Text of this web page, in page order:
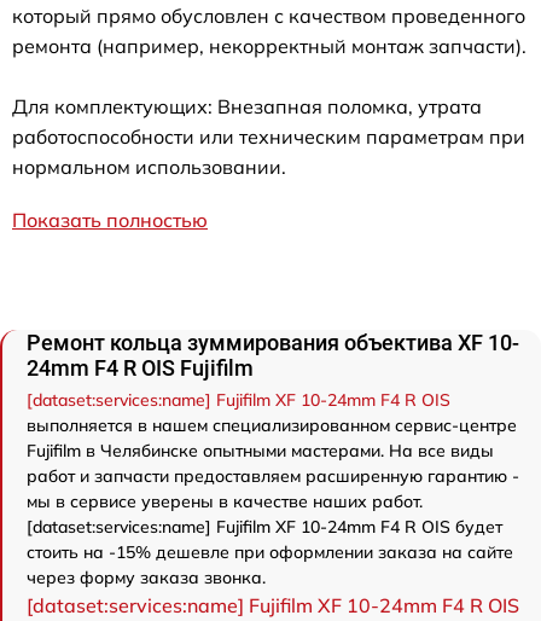
который прямо обусловлен с качеством проведенного
ремонта (например, некорректный монтаж запчасти).
Для комплектующих: Внезапная поломка, утрата
работоспособности или техническим параметрам при
нормальном использовании.
Показать полностью
Ремонт кольца зуммирования объектива XF 10-
24mm F4 R OIS Fujifilm
[dataset:services:name] Fujifilm XF 10-24mm F4 R OIS
выполняется в нашем специализированном сервис-центре
Fujifilm в Челябинске опытными мастерами. На все виды
работ и запчасти предоставляем расширенную гарантию -
мы в сервисе уверены в качестве наших работ.
[dataset:services:name] Fujifilm XF 10-24mm F4 R OIS будет
стоить на -15% дешевле при оформлении заказа на сайте
через форму заказа звонка.
[dataset:services:name] Fujifilm XF 10-24mm F4 R OIS